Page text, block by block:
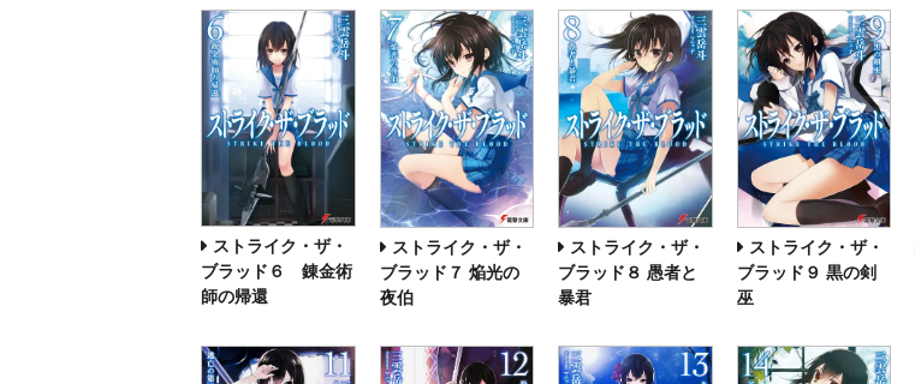
ストライク・ザ・
ブラッド６ 錬金術
師の帰還
ストライク・ザ・
ブラッド７ 焔光の
夜伯
ストライク・ザ・
ブラッド８ 愚者と
暴君
ストライク・ザ・
ブラッド９ 黒の剣
巫